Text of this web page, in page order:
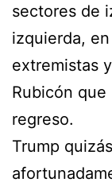
sectores de
izquierda,
extremistas
Rubicón
regreso.
Trump